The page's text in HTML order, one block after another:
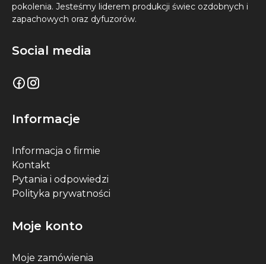
pokolenia. Jesteśmy liderem produkcji świec ozdobnych i
zapachowych oraz dyfuzorów.
Social media
Informacje
Informacja o firmie
Kontakt
Pytania i odpowiedzi
Polityka prywatności
Moje konto
Moje zamówienia